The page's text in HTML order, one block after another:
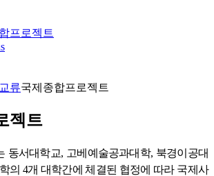
프로젝트
류국제종합프로젝트
젝트
동서대학교, 고베예술공과대학, 북경이공대
의 4개 대학간에 체결된 협정에 따라 국제사